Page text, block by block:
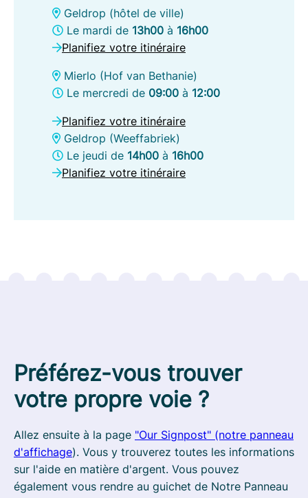
Geldrop (hôtel de ville)
Le mardi de 13h00 à 16h00
Planifiez votre itinéraire
Mierlo (Hof van Bethanie)
Le mercredi de 09:00 à 12:00
Planifiez votre itinéraire
Geldrop (Weeffabriek)
Le jeudi de 14h00 à 16h00
Planifiez votre itinéraire
Préférez-vous trouver
votre propre voie ?
Allez ensuite à la page "Our Signpost" (notre panneau
d'affichage). Vous y trouverez toutes les informations
sur l'aide en matière d'argent. Vous pouvez
également vous rendre au guichet de Notre Panneau